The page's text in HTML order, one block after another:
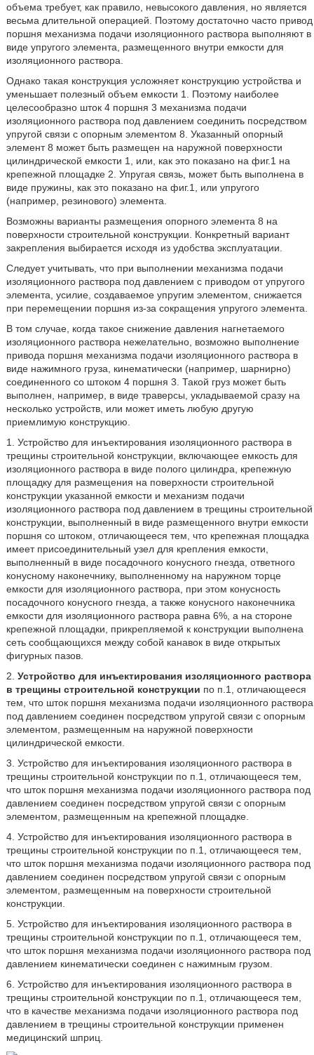
объема требует, как правило, невысокого давления, но является
весьма длительной операцией. Поэтому достаточно часто привод
поршня механизма подачи изоляционного раствора выполняют в
виде упругого элемента, размещенного внутри емкости для
изоляционного раствора.
Однако такая конструкция усложняет конструкцию устройства и
уменьшает полезный объем емкости 1. Поэтому наиболее
целесообразно шток 4 поршня 3 механизма подачи
изоляционного раствора под давлением соединить посредством
упругой связи с опорным элементом 8. Указанный опорный
элемент 8 может быть размещен на наружной поверхности
цилиндрической емкости 1, или, как это показано на фиг.1 на
крепежной площадке 2. Упругая связь, может быть выполнена в
виде пружины, как это показано на фиг.1, или упругого
(например, резинового) элемента.
Возможны варианты размещения опорного элемента 8 на
поверхности строительной конструкции. Конкретный вариант
закрепления выбирается исходя из удобства эксплуатации.
Следует учитывать, что при выполнении механизма подачи
изоляционного раствора под давлением с приводом от упругого
элемента, усилие, создаваемое упругим элементом, снижается
при перемещении поршня из-за сокращения упругого элемента.
В том случае, когда такое снижение давления нагнетаемого
изоляционного раствора нежелательно, возможно выполнение
привода поршня механизма подачи изоляционного раствора в
виде нажимного груза, кинематически (например, шарнирно)
соединенного со штоком 4 поршня 3. Такой груз может быть
выполнен, например, в виде траверсы, укладываемой сразу на
несколько устройств, или может иметь любую другую
приемлимую конструкцию.
1. Устройство для инъектирования изоляционного раствора в
трещины строительной конструкции, включающее емкость для
изоляционного раствора в виде полого цилиндра, крепежную
площадку для размещения на поверхности строительной
конструкции указанной емкости и механизм подачи
изоляционного раствора под давлением в трещины строительной
конструкции, выполненный в виде размещенного внутри емкости
поршня со штоком, отличающееся тем, что крепежная площадка
имеет присоединительный узел для крепления емкости,
выполненный в виде посадочного конусного гнезда, ответного
конусному наконечнику, выполненному на наружном торце
емкости для изоляционного раствора, при этом конусность
посадочного конусного гнезда, а также конусного наконечника
емкости для изоляционного раствора равна 6%, а на стороне
крепежной площадки, прикрепляемой к конструкции выполнена
сеть сообщающихся между собой канавок в виде открытых
фигурных пазов.
2. Устройство для инъектирования изоляционного раствора
в трещины строительной конструкции по п.1, отличающееся
тем, что шток поршня механизма подачи изоляционного раствора
под давлением соединен посредством упругой связи с опорным
элементом, размещенным на наружной поверхности
цилиндрической емкости.
3. Устройство для инъектирования изоляционного раствора в
трещины строительной конструкции по п.1, отличающееся тем,
что шток поршня механизма подачи изоляционного раствора под
давлением соединен посредством упругой связи с опорным
элементом, размещенным на крепежной площадке.
4. Устройство для инъектирования изоляционного раствора в
трещины строительной конструкции по п.1, отличающееся тем,
что шток поршня механизма подачи изоляционного раствора под
давлением соединен посредством упругой связи с опорным
элементом, размещенным на поверхности строительной
конструкции.
5. Устройство для инъектирования изоляционного раствора в
трещины строительной конструкции по п.1, отличающееся тем,
что шток поршня механизма подачи изоляционного раствора под
давлением кинематически соединен с нажимным грузом.
6. Устройство для инъектирования изоляционного раствора в
трещины строительной конструкции по п.1, отличающееся тем,
что в качестве механизма подачи изоляционного раствора под
давлением в трещины строительной конструкции применен
медицинский шприц.